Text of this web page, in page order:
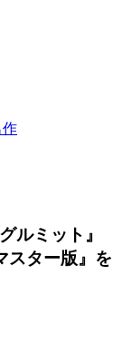
作
ルミット』
スター版』を